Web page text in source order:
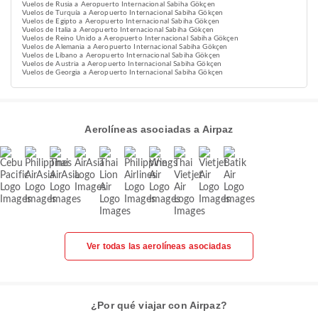
Vuelos de Rusia a Aeropuerto Internacional Sabiha Gökçen
Vuelos de Turquía a Aeropuerto Internacional Sabiha Gökçen
Vuelos de Egipto a Aeropuerto Internacional Sabiha Gökçen
Vuelos de Italia a Aeropuerto Internacional Sabiha Gökçen
Vuelos de Reino Unido a Aeropuerto Internacional Sabiha Gökçen
Vuelos de Alemania a Aeropuerto Internacional Sabiha Gökçen
Vuelos de Líbano a Aeropuerto Internacional Sabiha Gökçen
Vuelos de Austria a Aeropuerto Internacional Sabiha Gökçen
Vuelos de Georgia a Aeropuerto Internacional Sabiha Gökçen
Aerolíneas asociadas a Airpaz
Ver todas las aerolíneas asociadas
¿Por qué viajar con Airpaz?